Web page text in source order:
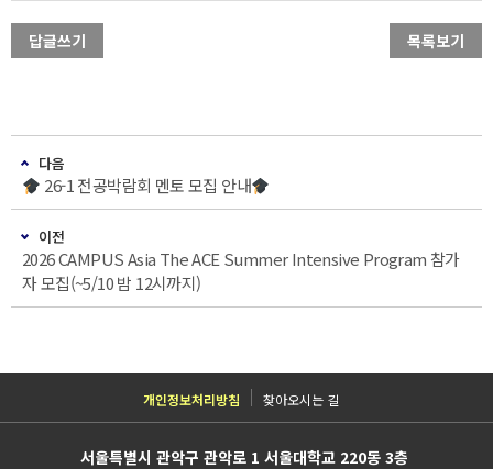
답글쓰기 목록보기
다음
26-1 전공박람회 멘토 모집 안내
이전
2026 CAMPUS Asia The ACE Summer Intensive Program 참가
자 모집(~5/10 밤 12시까지)
개인정보처리방침 찾아오시는 길
서울특별시 관악구 관악로 1 서울대학교 220동 3층